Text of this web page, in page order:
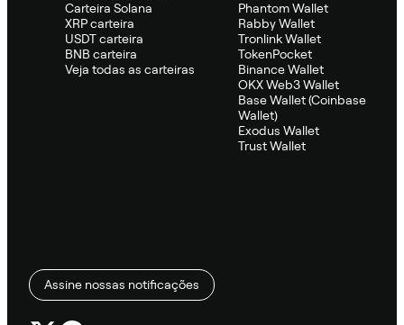
Carteira Solana
XRP carteira
USDT carteira
BNB carteira
Veja todas as carteiras
Phantom Wallet
Rabby Wallet
Tronlink Wallet
TokenPocket
Binance Wallet
OKX Web3 Wallet
Base Wallet (Coinbase
Wallet)
Exodus Wallet
Trust Wallet
Assine nossas notificações